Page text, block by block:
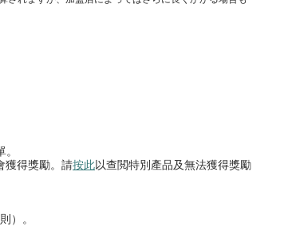
獲得獎勵。請按此以查閲特別產品及無法獲得獎勵
）。